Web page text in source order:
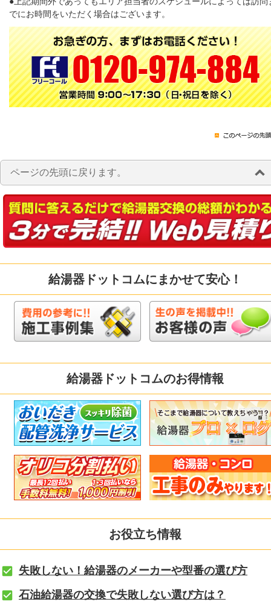
でにお時間をいただく場合はございます。
ページの先頭に戻ります。
給湯器ドットコムにまかせて安心！
給湯器ドットコムのお得情報
お役立ち情報
失敗しない！給湯器のメーカーや型番の選び方
石油給湯器の交換で失敗しない選び方は？